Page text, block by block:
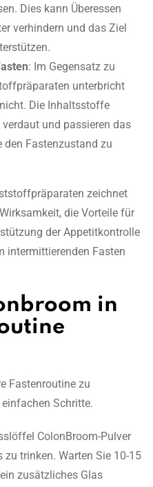
Dies kann Überessen
verhindern und das Ziel
: Im Gegensatz zu
unterbricht
Die Inhaltsstoffe
und passieren das
den Fastenzustand zu
zeichnet
die Vorteile für
der Appetitkontrolle
intermittierenden Fasten
in
Fastenroutine zu
Schritte.
ColonBroom-Pulver
trinken. Warten Sie 10-15
zusätzliches Glas